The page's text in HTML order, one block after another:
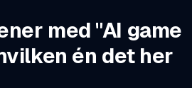
med "AI game
én det her